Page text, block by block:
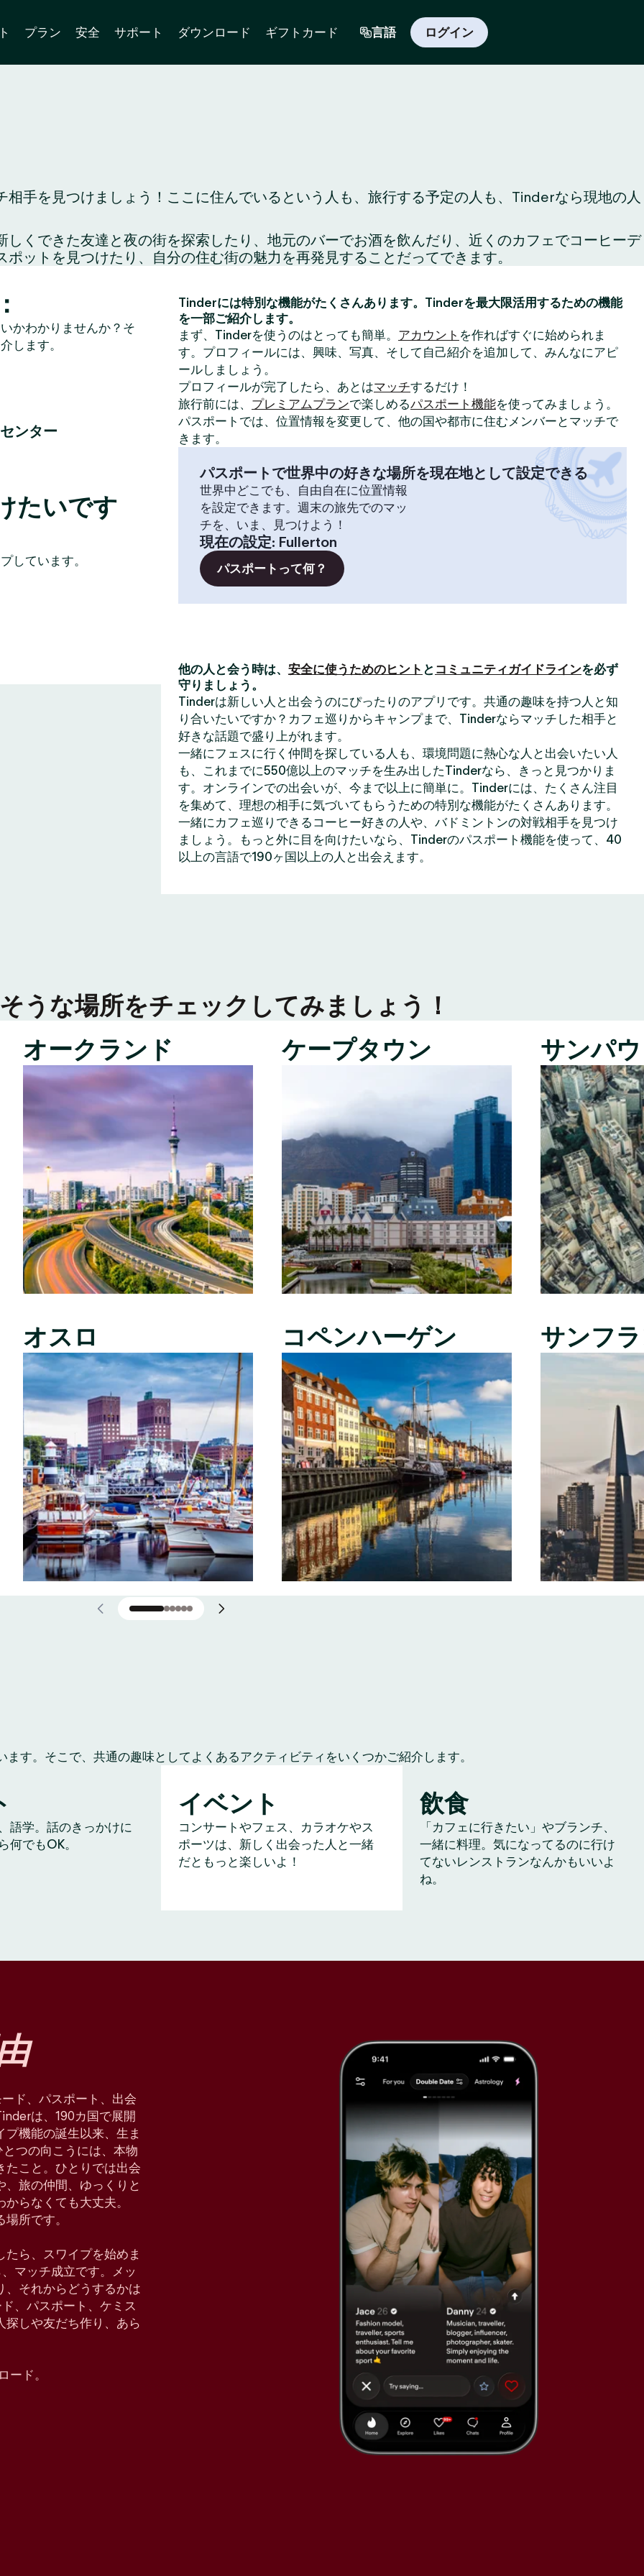
プラン 安全 サポート ダウンロード ギフトカード 言語 ログイン
手を見つけましょう！ここに住んでいるという人も、旅行する予定の人も、Tinderなら現地の人
くできた友達と夜の街を探索したり、地元のバーでお酒を飲んだり、近くのカフェでコーヒーデ
ットを見つけたり、自分の住む街の魅力を再発見することだってできます。
かわかりませんか？そ
します。
ンター
たいです
しています。
Tinderには特別な機能がたくさんあります。Tinderを最大限活用するための機能
を一部ご紹介します。
まず、Tinderを使うのはとっても簡単。 アカウント を作ればすぐに始められま
す。プロフィールには、興味、写真、そして自己紹介を追加して、みんなにアピ
ールしましょう。
プロフィールが完了したら、あとはマッチするだけ！
旅行前には、 プレミアムプランで楽しめるパスポート機能を使ってみましょう。
パスポートでは、位置情報を変更して、他の国や都市に住むメンバーとマッチで
きます。
パスポートで世界中の好きな場所を現在地として設定できる
世界中どこでも、自由自在に位置情報
を設定できます。週末の旅先でのマッ
チを、いま、見つけよう！
現在の設定: Fullerton
パスポートって何？
他の人と会う時は、 安全に使うためのヒント と コミュニティガイドラインを必ず
守りましょう。
Tinderは新しい人と出会うのにぴったりのアプリです。共通の趣味を持つ人と知
り合いたいですか？カフェ巡りからキャンプまで、Tinderならマッチした相手と
好きな話題で盛り上がれます。
一緒にフェスに行く仲間を探している人も、環境問題に熱心な人と出会いたい人
も、これまでに550億以上のマッチを生み出したTinderなら、きっと見つかりま
す。オンラインでの出会いが、今まで以上に簡単に。Tinderには、たくさん注目
を集めて、理想の相手に気づいてもらうための特別な機能がたくさんあります。
一緒にカフェ巡りできるコーヒー好きの人や、バドミントンの対戦相手を見つけ
ましょう。もっと外に目を向けたいなら、Tinderのパスポート機能を使って、40
以上の言語で190ヶ国以上の人と出会えます。
うな場所をチェックしてみましょう！
オークランド
オスロ
ケープタウン
コペンハーゲン
サンパ
サンフ
す。そこで、共通の趣味としてよくあるアクティビティをいくつかご紹介します。
語学。話のきっかけに
何でもOK。
イベント
コンサートやフェス、カラオケやス
ポーツは、新しく出会った人と一緒
だともっと楽しいよ！
飲食
「カフェに行きたい」やブランチ、
一緒に料理。気になってるのに行け
てないレンストランなんかもいいよ
ね。
ド、パスポート、出会
は、190カ国で展開
機能の誕生以来、生ま
つの向こうには、本物
こと。ひとりでは出会
旅の仲間、ゆっくりと
らなくても大丈夫。
所です。
ら、スワイプを始めま
マッチ成立です。メッ
、それからどうするかは
、パスポート、ケミス
しや友だち作り、あら
ード。